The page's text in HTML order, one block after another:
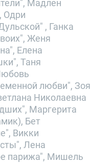
Мадлен
Одри
, Ганка
Женя
Елена
Таня
любви", Зоя
Николаевна
Маргерита
Бет
Викки
Лена
парижа", Мишель